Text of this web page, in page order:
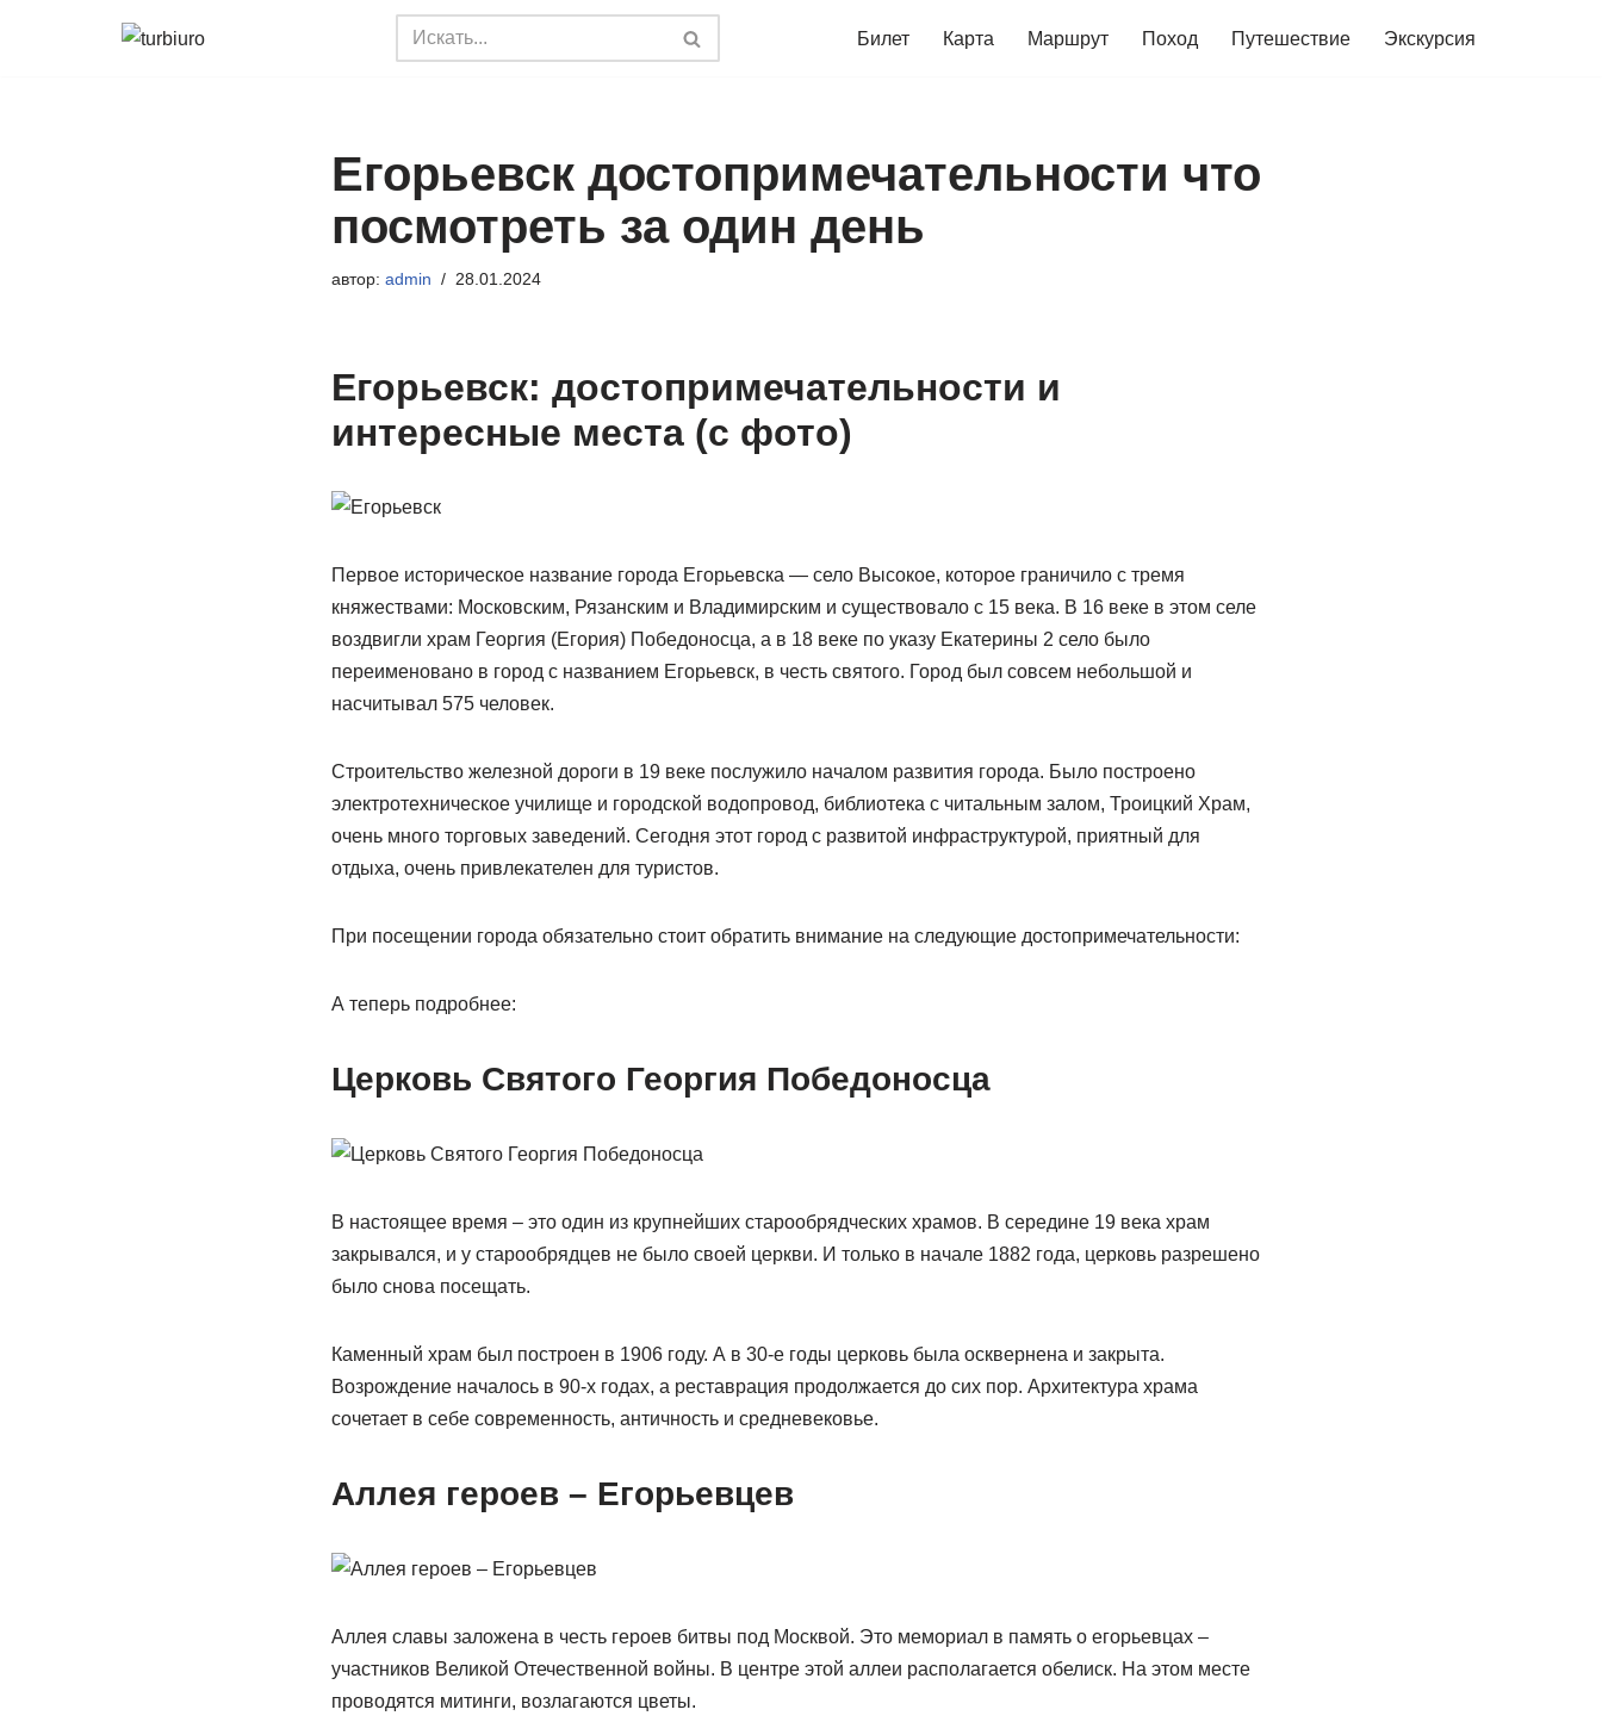
Билет Карта Маршрут Поход Путешествие Экскурсия
Егорьевск достопримечательности что
посмотреть за один день
автор: admin 28.01.2024
Егорьевск: достопримечательности и
интересные места (с фото)
Первое историческое название города Егорьевска — село Высокое, которое граничило с тремя
княжествами: Московским, Рязанским и Владимирским и существовало с 15 века. В 16 веке в этом селе
воздвигли храм Георгия (Егория) Победоносца, а в 18 веке по указу Екатерины 2 село было
переименовано в город с названием Егорьевск, в честь святого. Город был совсем небольшой и
насчитывал 575 человек.
Строительство железной дороги в 19 веке послужило началом развития города. Было построено
электротехническое училище и городской водопровод, библиотека с читальным залом, Троицкий Храм,
очень много торговых заведений. Сегодня этот город с развитой инфраструктурой, приятный для
отдыха, очень привлекателен для туристов.
При посещении города обязательно стоит обратить внимание на следующие достопримечательности:
А теперь подробнее:
Церковь Святого Георгия Победоносца
В настоящее время – это один из крупнейших старообрядческих храмов. В середине 19 века храм
закрывался, и у старообрядцев не было своей церкви. И только в начале 1882 года, церковь разрешено
было снова посещать.
Каменный храм был построен в 1906 году. А в 30-е годы церковь была осквернена и закрыта.
Возрождение началось в 90-х годах, а реставрация продолжается до сих пор. Архитектура храма
сочетает в себе современность, античность и средневековье.
Аллея героев – Егорьевцев
Аллея славы заложена в честь героев битвы под Москвой. Это мемориал в память о егорьевцах –
участников Великой Отечественной войны. В центре этой аллеи располагается обелиск. На этом месте
проводятся митинги, возлагаются цветы.